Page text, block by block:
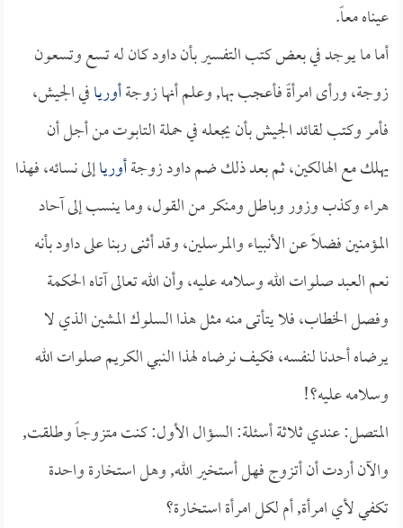
عيناه معاً.
أما ما يوجد في بعض كتب التفسير بأن داود كان له تسع وتسعون
زوجة، ورأى امرأةً فأعجب بها, وعلم أنها زوجةأوريافي الجيش،
فأمر وكتب لقائد الجيش بأن يجعله في حملة التابوت من أجل أن
يهلك مع الهالكين، ثم بعد ذلك ضم داود زوجةأورياإلى نسائه، فهذا
هراء وكذب وزور وباطل ومنكر من القول، وما ينسب إلى آحاد
المؤمنين فضلاً عن الأنبياء والمرسلين، وقد أثنى ربنا على داود بأنه
نعم العبد صلوات الله وسلامه عليه، وأن الله تعالى آتاه الحكمة
وفصل الخطاب، فلا يتأتى منه مثل هذا السلوك المشين الذي لا
يرضاه أحدنا لنفسه، فكيف نرضاه لهذا النبي الكريم صلوات الله
وسلامه عليه؟!
المتصل: عندي ثلاثة أسئلة: السؤال الأول: كنت متزوجاً وطلقت,
والآن أردت أن أتزوج فهل أستخير الله, وهل استخارة واحدة
تكفي لأي امرأة, أم لكل امرأة استخارة؟